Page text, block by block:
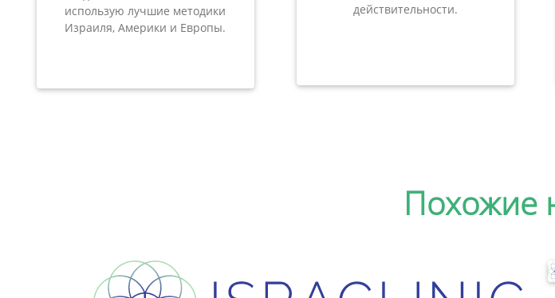
использую лучшие методики
Израиля, Америки и Европы.
действительности.
Похожие